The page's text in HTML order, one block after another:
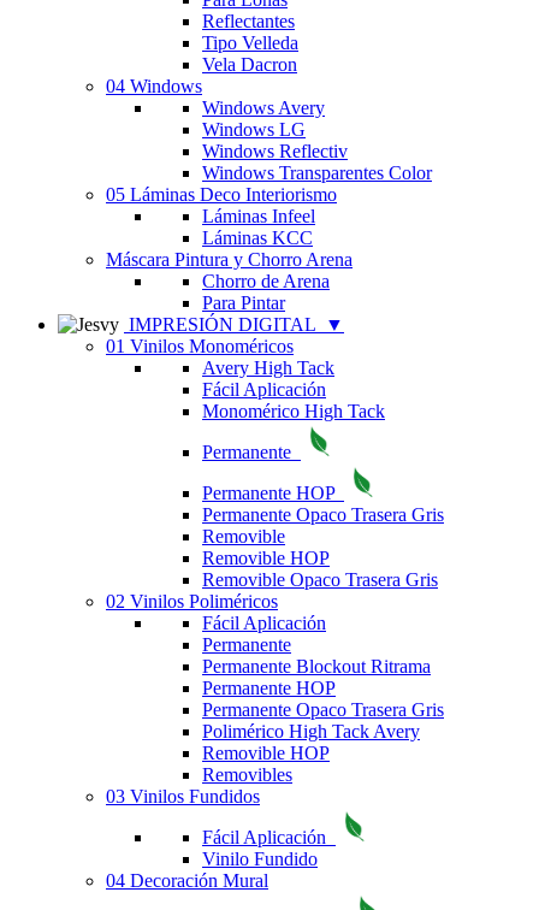
Reflectantes
Tipo Velleda
Vela Dacron
04 Windows
Windows Avery
Windows LG
Windows Reflectiv
Windows Transparentes Color
05 Láminas Deco Interiorismo
Láminas Infeel
Láminas KCC
Máscara Pintura y Chorro Arena
Chorro de Arena
Para Pintar
IMPRESIÓN DIGITAL
▼
01 Vinilos Monoméricos
Avery High Tack
Fácil Aplicación
Monomérico High Tack
Permanente
Permanente HOP
Permanente Opaco Trasera Gris
Removible
Removible HOP
Removible Opaco Trasera Gris
02 Vinilos Poliméricos
Fácil Aplicación
Permanente
Permanente Blockout Ritrama
Permanente HOP
Permanente Opaco Trasera Gris
Polimérico High Tack Avery
Removible HOP
Removibles
03 Vinilos Fundidos
Fácil Aplicación
Vinilo Fundido
04 Decoración Mural